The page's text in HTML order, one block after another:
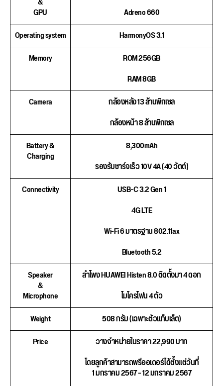
GPU
Adreno 660
Operating system
HarmonyOS 3.1
Memory
ROM 256GB
RAM 8GB
Camera
กล้องหลัง 13 ล้านพิกเซล
กล้องหน้า 8 ล้านพิกเซล
Battery &
Charging
8,300mAh
รองรับชาร์จเร็ว 10V 4A (40 วัตต์)
Connectivity
USB-C 3.2 Gen 1
4G LTE
Wi-Fi 6 มาตรฐาน 802.11ax
Bluetooth 5.2
Speaker
&
Microphone
ลำโพง HUAWEI Histen 8.0 ติดตั้งมา 4 ดอก
ไมโครโฟน 4 ตัว
Weight
508 กรัม (เฉพาะตัวแท็บเล็ต)
Price
วางจำหน่ายในราคา22,990 บาท
โดยลูกค้าสามารถพรีออเดอร์ได้ตั้งแต่วันที่
1 มกราคม 2567 – 12 มกราคม 2567